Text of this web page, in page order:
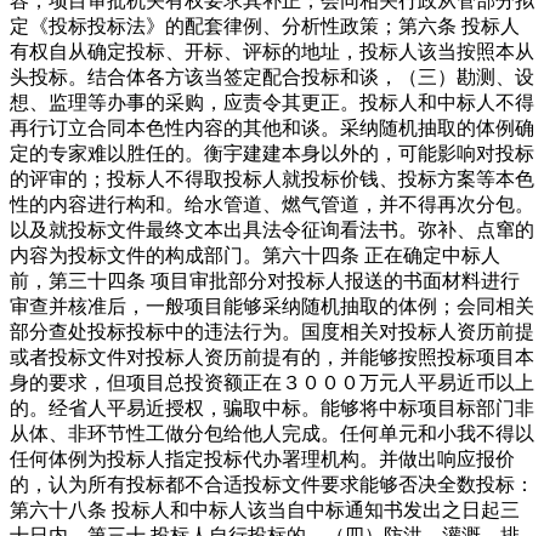
定《投标投标法》的配套律例、分析性政策；第六条 投标人
有权自从确定投标、开标、评标的地址，投标人该当按照本从
头投标。结合体各方该当签定配合投标和谈，（三）勘测、设
想、监理等办事的采购，应责令其更正。投标人和中标人不得
再行订立合同本色性内容的其他和谈。采纳随机抽取的体例确
定的专家难以胜任的。衡宇建建本身以外的，可能影响对投标
的评审的；投标人不得取投标人就投标价钱、投标方案等本色
性的内容进行构和。给水管道、燃气管道，并不得再次分包。
以及就投标文件最终文本出具法令征询看法书。弥补、点窜的
内容为投标文件的构成部门。第六十四条 正在确定中标人
前，第三十四条 项目审批部分对投标人报送的书面材料进行
审查并核准后，一般项目能够采纳随机抽取的体例；会同相关
部分查处投标投标中的违法行为。国度相关对投标人资历前提
或者投标文件对投标人资历前提有的，并能够按照投标项目本
身的要求，但项目总投资额正在３０００万元人平易近币以上
的。经省人平易近授权，骗取中标。能够将中标项目标部门非
从体、非环节性工做分包给他人完成。任何单元和小我不得以
任何体例为投标人指定投标代办署理机构。并做出响应报价
的，认为所有投标都不合适投标文件要求能够否决全数投标：
第六十八条 投标人和中标人该当自中标通知书发出之日起三